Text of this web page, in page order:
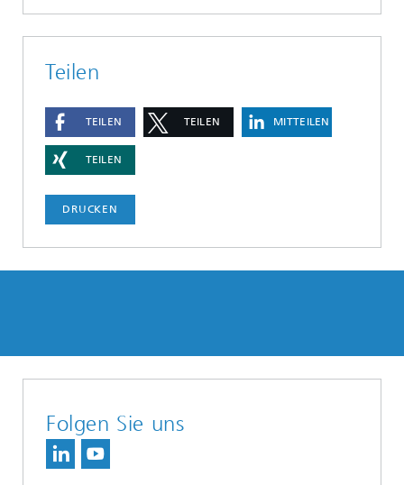
Teilen
TEILEN TEILEN MITTEILEN
TEILEN
DRUCKEN
Folgen Sie uns